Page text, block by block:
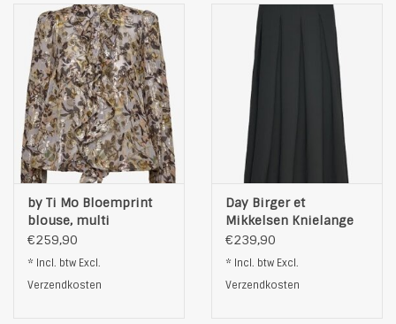
by Ti Mo Bloemprint
blouse, multi
€259,90
* Incl. btw Excl.
Verzendkosten
Day Birger et
Mikkelsen Knielange
Rok, zwart
€239,90
* Incl. btw Excl.
Verzendkosten